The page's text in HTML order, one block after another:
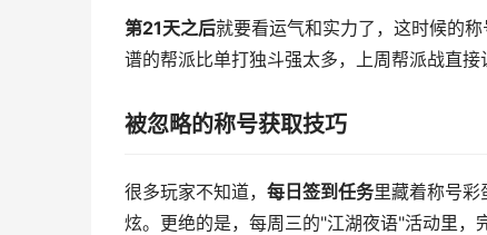
第21天之后就要看运气和实力了，这时候的
谱的帮派比单打独斗强太多，上周帮派战直
被忽略的称号获取技巧
很多玩家不知道， 每日签到任务里藏着称号
炫。更绝的是，每周三的"江湖夜语"活动里